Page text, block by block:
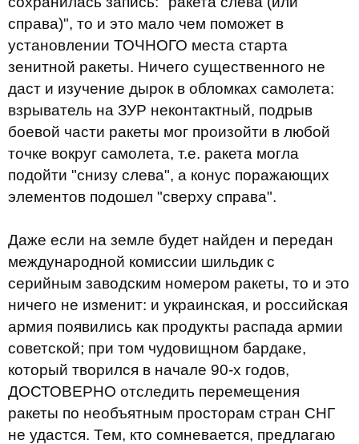
справа)", то и это мало чем поможет в
установлении ТОЧНОГО места старта
зенитной ракеты. Ничего существенного не
даст и изучение дырок в обломках самолета:
взрыватель на ЗУР неконтактный, подрыв
боевой части ракеты мог произойти в любой
точке вокруг самолета, т.е. ракета могла
подойти "снизу слева", а конус поражающих
элементов подошел "сверху справа".
Даже если на земле будет найден и передан
международной комиссии шильдик с
серийным заводским номером ракеты, то и это
ничего не изменит: и украинская, и российская
армия появились как продукты распада армии
советской; при том чудовищном бардаке,
который творился в начале 90-х годов,
ДОСТОВЕРНО отследить перемещения
ракеты по необъятным просторам стран СНГ
не удастся. Тем, кто сомневается, предлагаю